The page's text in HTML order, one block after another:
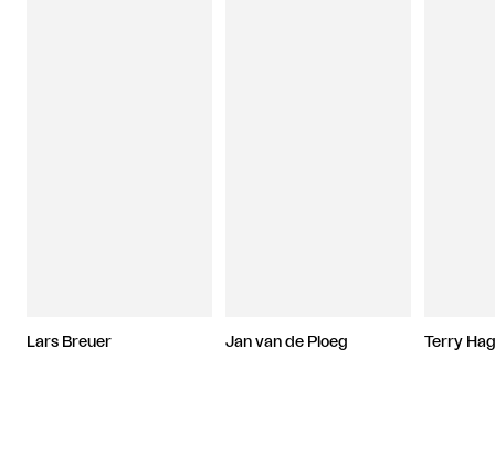
Lars Breuer Jan van de Ploeg Terry